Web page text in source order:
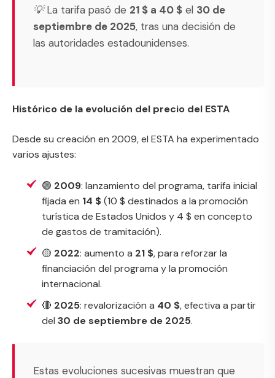
💡 La tarifa pasó de 21 $ a 40 $ el 30 de
septiembre de 2025, tras una decisión de
las autoridades estadounidenses.
Histórico de la evolución del precio del ESTA
Desde su creación en 2009, el ESTA ha experimentado
varios ajustes:
🟢 2009: lanzamiento del programa, tarifa inicial
fijada en 14 $(10 $ destinados a la promoción
turística de Estados Unidos y 4 $ en concepto
de gastos de tramitación).
🟡 2022: aumento a 21 $, para reforzar la
financiación del programa y la promoción
internacional.
🔴 2025: revalorización a 40 $, efectiva a partir
del 30 de septiembre de 2025.
Estas evoluciones sucesivas muestran que